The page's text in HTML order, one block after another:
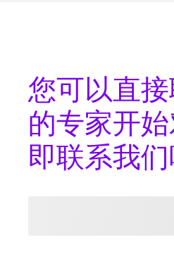
您可以直
的专家开
即联系我们